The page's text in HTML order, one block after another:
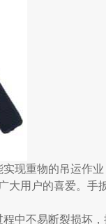
现重物的吊运作
大用户的喜爱。手
中不易断裂损坏